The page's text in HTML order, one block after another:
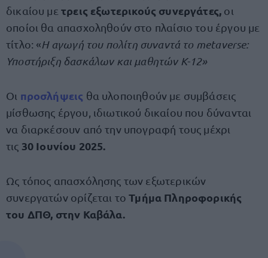
δικαίου με τρεις εξωτερικούς συνεργάτες, οι
οποίοι θα απασχοληθούν στο πλαίσιο του έργου με
τίτλο: «Η αγωγή του πολίτη συναντά το metaverse:
Υποστήριξη δασκάλων και μαθητών K-12»
Οι προσλήψεις θα υλοποιηθούν με συμβάσεις
μίσθωσης έργου, ιδιωτικού δικαίου που δύνανται
να διαρκέσουν από την υπογραφή τους μέχρι
τις 30 Ιουνίου 2025.
Ως τόπος απασχόλησης των εξωτερικών
συνεργατών ορίζεται τοΤμήμα Πληροφορικής
του ΔΠΘ, στην Καβάλα.